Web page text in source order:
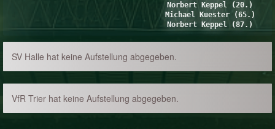
Norbert Keppel (20.)
Michael Kuester (65.)
Norbert Keppel (87.)
SV Halle hat keine Aufstellung abgegeben.
VfR Trier hat keine Aufstellung abgegeben.